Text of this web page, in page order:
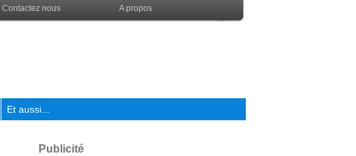
Contactez nous A propos
Et aussi...
Publicité